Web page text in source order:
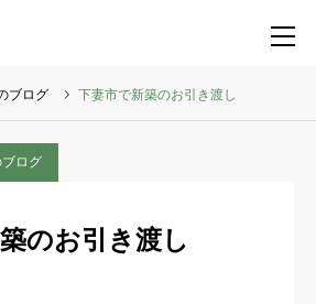
ブログ 下妻市で新築のお引き渡し
ログ
のお引き渡し